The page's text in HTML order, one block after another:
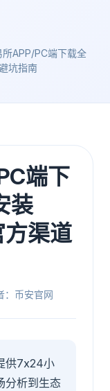
所APP/PC端下载全
坑指南
端下
装
渠道
：币安官网
供7x24小
分析到生态